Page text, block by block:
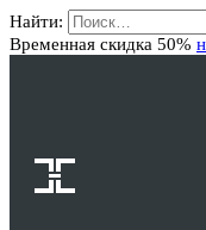
Найти:
Временная скидка 50%